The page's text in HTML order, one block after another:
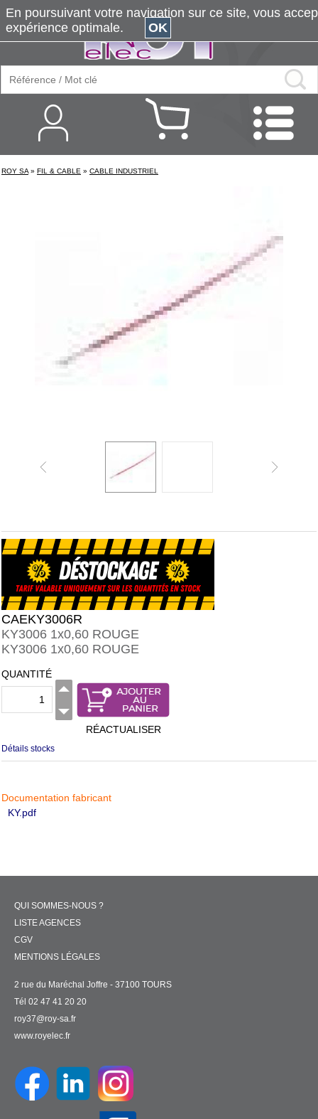
ROY SA » FIL & CABLE » CABLE INDUSTRIEL
CAEKY3006R
KY3006 1x0,60 ROUGE
KY3006 1x0,60 ROUGE
QUANTITÉ
RÉACTUALISER
Détails stocks
Documentation fabricant
KY.pdf
QUI SOMMES-NOUS ?
LISTE AGENCES
CGV
MENTIONS LÉGALES
2 rue du Maréchal Joffre - 37100 TOURS
Tél 02 47 41 20 20
roy37@roy-sa.fr
www.royelec.fr
En poursuivant votre navigation sur ce site, vous
expérience optimale.
OK